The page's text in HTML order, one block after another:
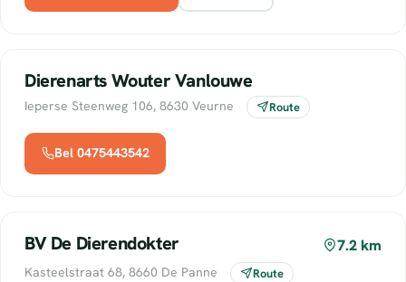
Dierenarts Wouter Vanlouwe
Ieperse Steenweg 106, 8630 Veurne Route
Bel 0475443542
BV De Dierendokter 7.2 km
Kasteelstraat 68, 8660 De Panne Route